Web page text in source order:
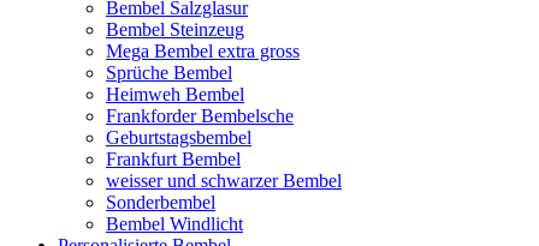
Bembel Salzglasur
Bembel Steinzeug
Mega Bembel extra gross
Sprüche Bembel
Heimweh Bembel
Frankforder Bembelsche
Geburtstagsbembel
Frankfurt Bembel
weisser und schwarzer Bembel
Sonderbembel
Bembel Windlicht